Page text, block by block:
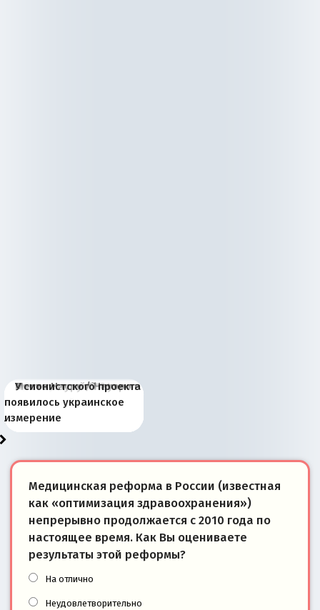
Киевская марионетка
Запада рассказала о
«переобувании» хозяев
В России назрели
перемены: 15 шагов к
суверенной экономике
Миграционный пожар
Европы
Россия начинает
сбрасывать балласт
Анкориджа
Россия зимой 1904
года: первые уступки во
внутренней политике
Русская нация вчера и
сегодня
Почему правый крах в
Варшаве не поможет её
отношениям с Россией?
Место Науру / Науэро в
современной истории
Южной Осетии
У сионистского проекта
появилось украинское
измерение
Медицинская реформа в России (известная
как «оптимизация здравоохранения»)
непрерывно продолжается с 2010 года по
настоящее время. Как Вы оцениваете
результаты этой реформы?
На отлично
Неудовлетворительно